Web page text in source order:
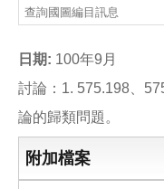
Search this site
日期: 100年9月
討論：1. 575.198、
論的歸類問題。
附加檔案